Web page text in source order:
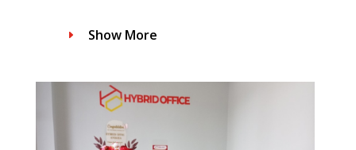
Show More